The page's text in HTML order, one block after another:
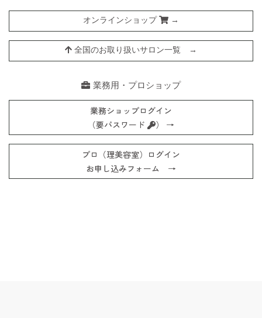
オンラインショップ →
全国のお取り扱いサロン一覧 →
業務用・プロショップ
業務ショップログイン
（要パスワード
） →
プロ（理美容室）ログイン
お申し込みフォーム →